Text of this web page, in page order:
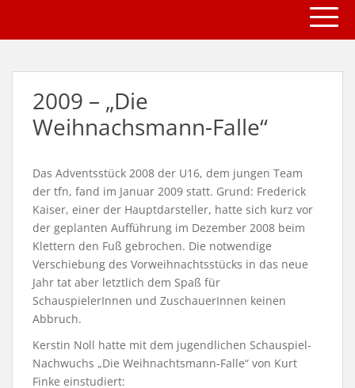
i
2009 – „Die
Weihnachsmann-Falle“
Das Adventsstück 2008 der U16, dem jungen Team
der tfn, fand im Januar 2009 statt. Grund: Frederick
Kaiser, einer der Hauptdarsteller, hatte sich kurz vor
der geplanten Aufführung im Dezember 2008 beim
Klettern den Fuß gebrochen. Die notwendige
Verschiebung des Vorweihnachtsstücks in das neue
Jahr tat aber letztlich dem Spaß für
SchauspielerInnen und ZuschauerInnen keinen
Abbruch.
Kerstin Noll hatte mit dem jugendlichen Schauspiel-
Nachwuchs „Die Weihnachtsmann-Falle“ von Kurt
Finke einstudiert: